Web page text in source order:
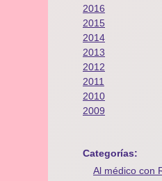
2016
2015
2014
2013
2012
2011
2010
2009
Categorías:
Al médico con